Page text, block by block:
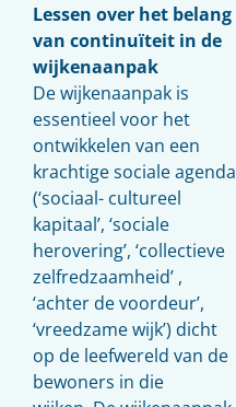
Lessen over het belang
van continuïteit in de
wijkenaanpak
De wijkenaanpak is
essentieel voor het
ontwikkelen van een
krachtige sociale agenda
(‘sociaal- cultureel
kapitaal’, ‘sociale
herovering’, ‘collectieve
zelfredzaamheid’ ,
‘achter de voordeur’,
‘vreedzame wijk’) dicht
op de leefwereld van de
bewoners in die